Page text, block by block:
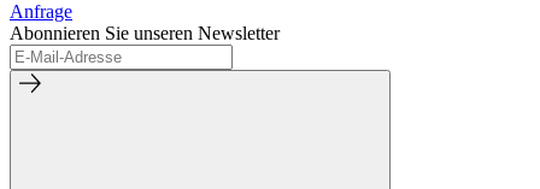
Anfrage
Abonnieren Sie unseren Newsletter